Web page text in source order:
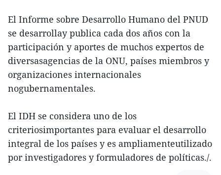
El Informe sobre Desarrollo Humano del PNUD
se desarrollay publica cada dos años con la
participación y aportes de muchos expertos de
diversasagencias de la ONU, países miembros y
organizaciones internacionales
nogubernamentales.
El IDH se considera uno de los
criteriosimportantes para evaluar el desarrollo
integral de los países y es ampliamenteutilizado
por investigadores y formuladores de políticas./.